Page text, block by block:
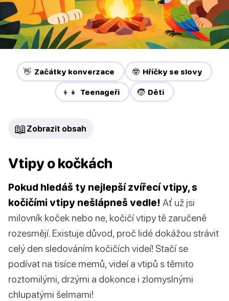
👋 Začátky konverzace 🤓 Hříčky se slovy
👦👧 Teenageři 🧒 Děti
📖 Zobrazit obsah
Vtipy o kočkách
Pokud hledáš ty nejlepší zvířecí vtipy, s
kočičími vtipy nešlápneš vedle! Ať už jsi
milovník koček nebo ne, kočičí vtipy tě zaručeně
rozesmějí. Existuje důvod, proč lidé dokážou strávit
celý den sledováním kočičích videí! Stačí se
podívat na tisíce memů, videí a vtipů s těmito
roztomilými, drzými a dokonce i zlomyslnými
chlupatými šelmami!